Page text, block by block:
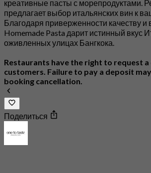
креативные пасты с морепродуктами.
предлагает выбор итальянских вин к
Благодаря приверженности качеству и
Homemade Pasta дарит истинный вкус
оживленных улицах Бангкока.
Restaurants have the right to request
customers. Failure to pay a deposit
booking cancellation.
Поделиться